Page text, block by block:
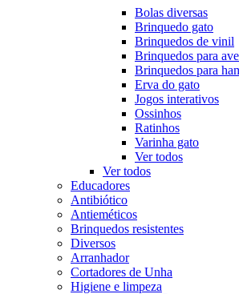
Bolas diversas
Brinquedo gato
Brinquedos de vinil
Brinquedos para
Brinquedos para
Erva do gato
Jogos interativos
Ossinhos
Ratinhos
Varinha gato
Ver todos
Ver todos
Educadores
Antibiótico
Antieméticos
Brinquedos resistentes
Diversos
Arranhador
Cortadores de Unha
Higiene e limpeza